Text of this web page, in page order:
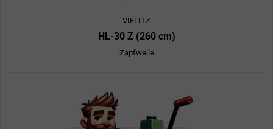
VIELITZ
HL-30 Z (260 cm)
Zapfwelle